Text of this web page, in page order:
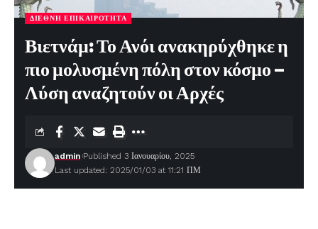
ΔΙΕΘΝΉ ΕΠΙΚΑΙΡΌΤΗΤΑ
Βιετνάμ: Το Ανόι ανακηρύχθηκε η
πιο μολυσμένη πόλη στον κόσμο –
Λύση αναζητούν οι Αρχές
Last updated: 2025/01/03 at 11:21 ΠΜ
admin Published 3 Ιανουαρίου, 2025